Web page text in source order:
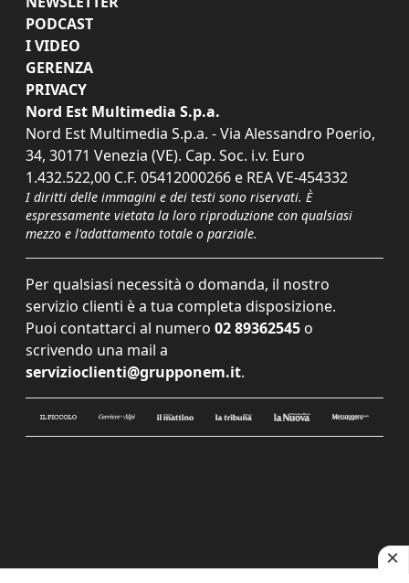
PODCAST
I VIDEO
GERENZA
PRIVACY
Nord Est Multimedia S.p.a.
Nord Est Multimedia S.p.a. - Via Alessandro Poerio,
34, 30171 Venezia (VE). Cap. Soc. i.v. Euro
1.432.522,00 C.F. 05412000266 e REA VE-454332
I diritti delle immagini e dei testi sono riservati. È
espressamente vietata la loro riproduzione con qualsiasi
mezzo e l'adattamento totale o parziale.
Per qualsiasi necessità o domanda, il nostro
servizio clienti è a tua completa disposizione.
Puoi contattarci al numero 02 89362545 o
scrivendo una mail a
servizioclienti@grupponem.it.